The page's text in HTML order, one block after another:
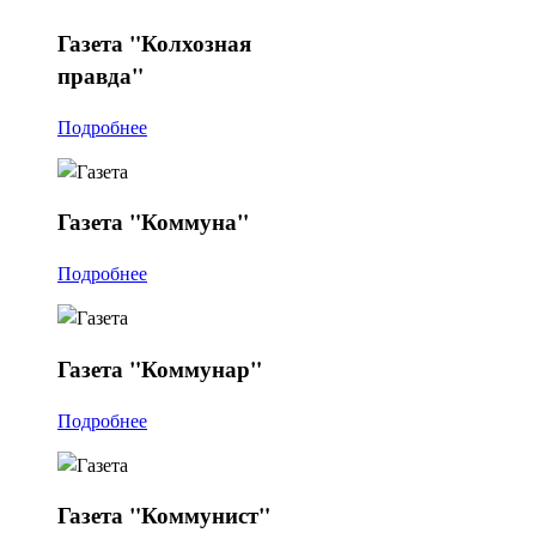
Газета "Колхозная
правда"
Подробнее
Газета "Коммуна"
Подробнее
Газета "Коммунар"
Подробнее
Газета "Коммунист"